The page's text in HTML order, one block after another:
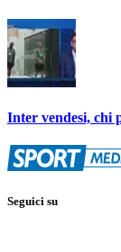
Inter vendesi, chi
Seguici su